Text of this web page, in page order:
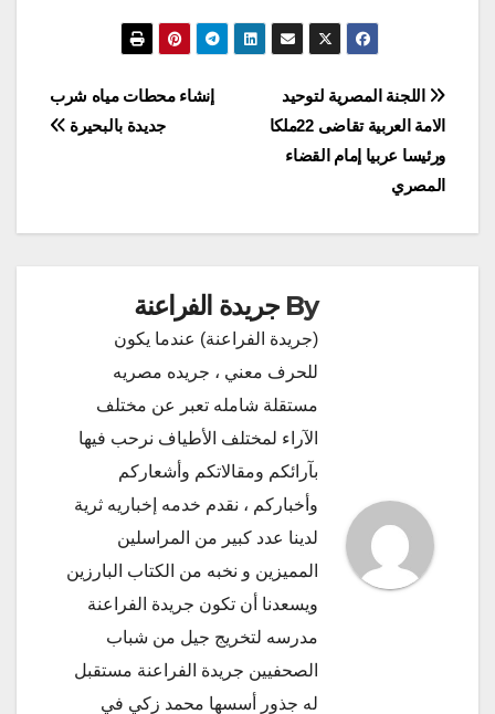
تصفّح
المقالات
إنشاء محطات مياه شرب
جديدة بالبحيرة
اللجنة المصرية لتوحيد
الامة العربية تقاضى 22ملكا
ورئيسا عربيا إمام القضاء
المصري
By جريدة الفراعنة
(جريدة الفراعنة) عندما يكون
للحرف معني ، جريده مصريه
مستقلة شامله تعبر عن مختلف
الآراء لمختلف الأطياف نرحب فيها
بآرائكم ومقالاتكم وأشعاركم
وأخباركم ، نقدم خدمه إخباريه ثرية
لدينا عدد كبير من المراسلين
المميزين و نخبه من الكتاب البارزين
ويسعدنا أن تكون جريدة الفراعنة
مدرسه لتخريج جيل من شباب
الصحفيين جريدة الفراعنة مستقبل
له جذور أسسها محمد زكي في